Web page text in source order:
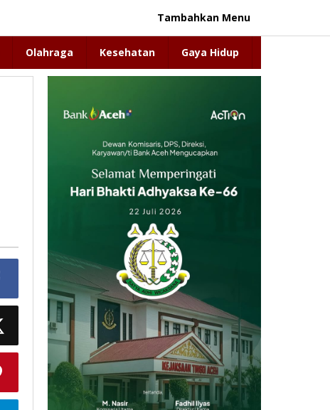
Tambahkan Menu
Olahraga Kesehatan Gaya Hidup